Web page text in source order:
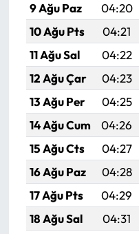
9 Ağu Paz
04:20
10 Ağu Pts
04:21
11 Ağu Sal
04:22
12 Ağu Çar
04:23
13 Ağu Per
04:25
14 Ağu Cum
04:26
15 Ağu Cts
04:27
16 Ağu Paz
04:28
17 Ağu Pts
04:29
18 Ağu Sal
04:31